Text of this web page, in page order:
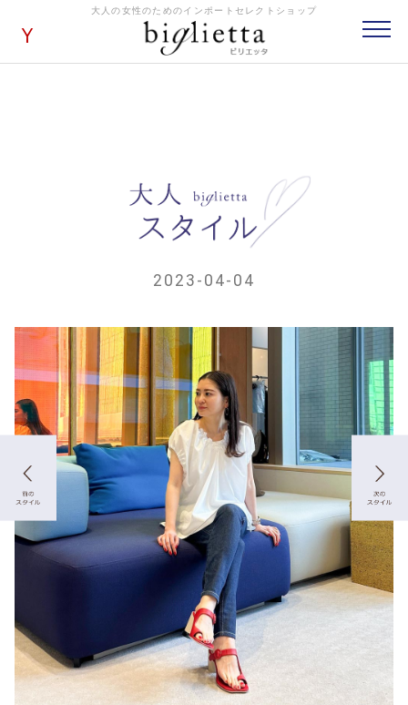
大人の女性のためのインポートセレクトショップ
2023-04-04